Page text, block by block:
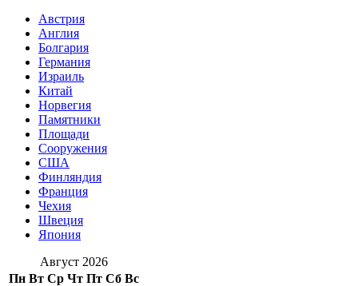
Австрия
Англия
Болгария
Германия
Израиль
Китай
Норвегия
Памятники
Площади
Сооружения
США
Финляндия
Франция
Чехия
Швеция
Япония
Август 2026
Пн Вт Ср Чт Пт Сб Вс